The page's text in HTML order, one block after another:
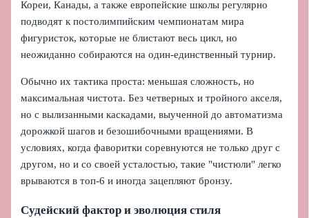
Кореи, Канады, а также европейские школы регулярно
подводят к постолимпийским чемпионатам мира
фигуристок, которые не блистают весь цикл, но
неожиданно собираются на один-единственный турнир.
Обычно их тактика проста: меньшая сложность, но
максимальная чистота. Без четверных и тройного акселя,
но с вылизанными каскадами, выученной до автоматизма
дорожкой шагов и безошибочными вращениями. В
условиях, когда фаворитки соревнуются не только друг с
другом, но и со своей усталостью, такие "чистюли" легко
врываются в топ‑6 и иногда зацепляют бронзу.
Судейский фактор и эволюция стиля